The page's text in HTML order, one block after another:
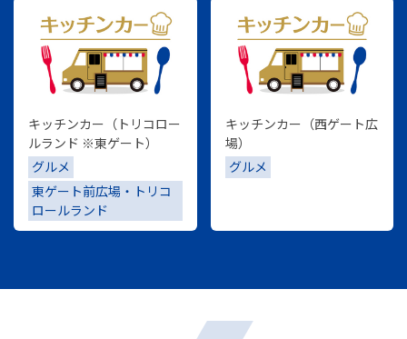
キッチンカー（トリコロー
ルランド ※東ゲート）
グルメ
東ゲート前広場・トリコ
ロールランド
キッチンカー（西ゲート広
場）
グルメ